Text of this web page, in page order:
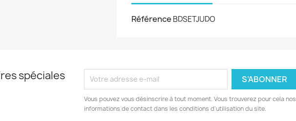
Référence BDSETJUDO
spéciales
Vous pouvez vous désinscrire à tout moment. Vous trouverez pour cela nos
informations de contact dans les conditions d'utilisation du site.